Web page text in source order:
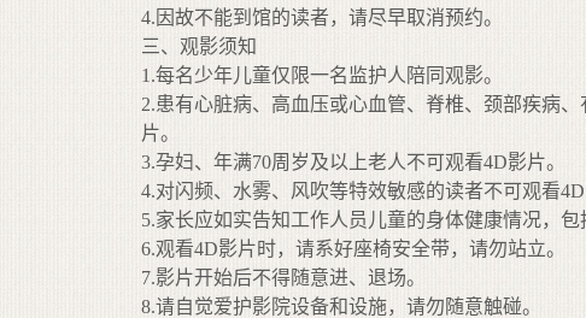
4.因故不能到馆的读者，请尽早取消预约。
三、观影须知
1.每名少年儿童仅限一名监护人陪同观影。
2.患有心脏病、高血压或心血管、脊椎、颈部疾病
片。
3.孕妇、年满70周岁及以上老人不可观看4D影片。
4.对闪频、水雾、风吹等特效敏感的读者不可观看4D
5.家长应如实告知工作人员儿童的身体健康情况，包
6.观看4D影片时，请系好座椅安全带，请勿站立。
7.影片开始后不得随意进、退场。
8.请自觉爱护影院设备和设施，请勿随意触碰。